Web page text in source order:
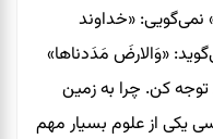
«خداوند
«وَالارضَ مَدَدناها»
توجه کن. چرا به زمین
یکی از علوم بسیار مهم